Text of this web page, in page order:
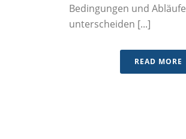
Bedingungen und Abläufe
unterscheiden [...]
READ MORE